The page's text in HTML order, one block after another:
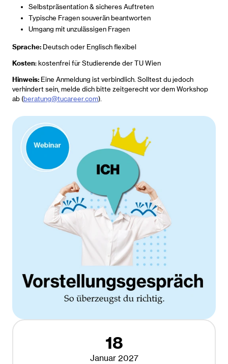
18
Januar 2027
Selbstpräsentation & sicheres Auftreten
Typische Fragen souverän beantworten
Umgang mit unzulässigen Fragen
Sprache: Deutsch oder Englisch flexibel
Kosten: kostenfrei für Studierende der TU Wien
Hinweis: Eine Anmeldung ist verbindlich. Solltest du jedoch
verhindert sein, melde dich bitte zeitgerecht vor dem Workshop
ab (beratung@tucareer.com).